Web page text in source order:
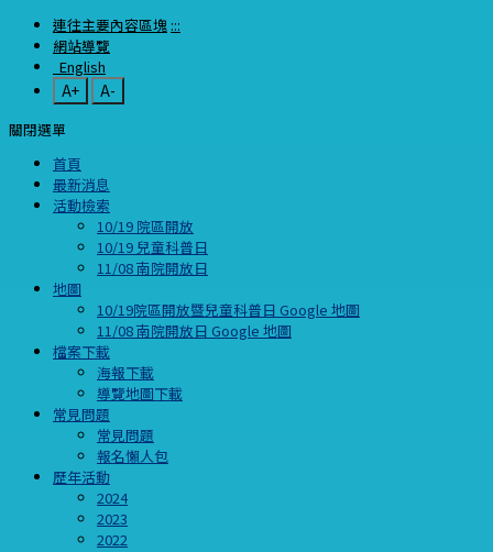
連往主要內容區塊 :::
網站導覽
English
A+
A-
關閉選單
首頁
最新消息
活動檢索
10/19 院區開放
10/19 兒童科普日
11/08 南院開放日
地圖
10/19院區開放暨兒童科普日 Google 地圖
11/08 南院開放日 Google 地圖
檔案下載
海報下載
導覽地圖下載
常見問題
常見問題
報名懶人包
歷年活動
2024
2023
2022